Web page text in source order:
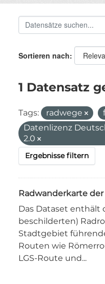
Sortieren nach
1 Datensatz
Tags: radwege
Datenlizenz
2.0
Ergebnisse filtern
Radwanderkarte
Das Dataset enthält
beschilderten)
Stadtgebiet
Routen wie
LGS-Route und...